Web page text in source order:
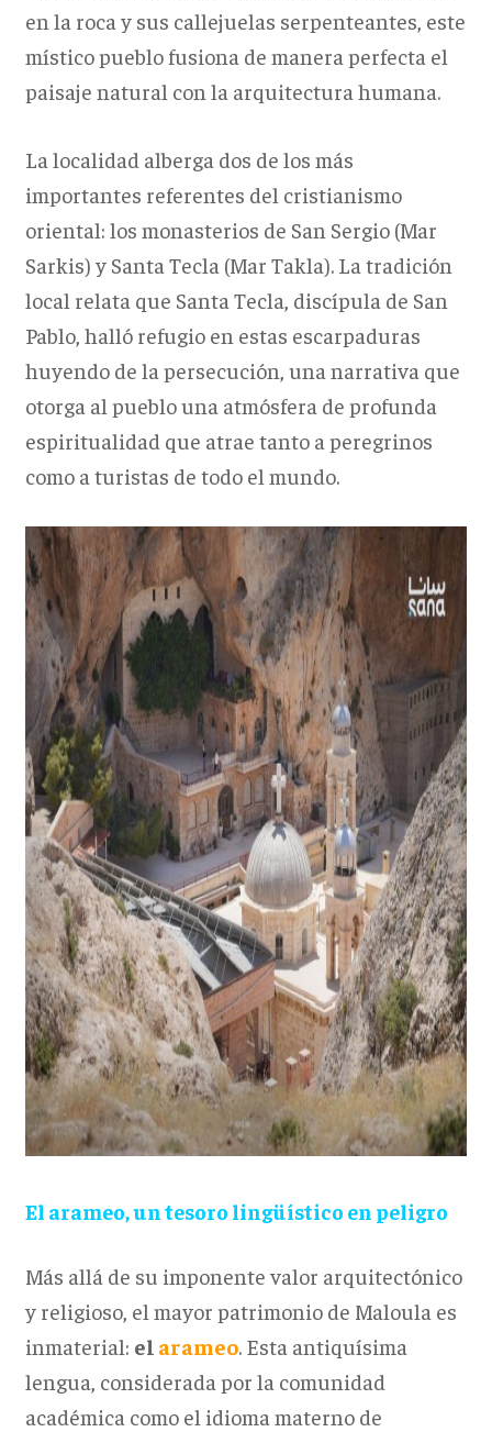
en la roca y sus callejuelas serpenteantes, este
místico pueblo fusiona de manera perfecta el
paisaje natural con la arquitectura humana.
La localidad alberga dos de los más
importantes referentes del cristianismo
oriental: los monasterios de San Sergio (Mar
Sarkis) y Santa Tecla (Mar Takla). La tradición
local relata que Santa Tecla, discípula de San
Pablo, halló refugio en estas escarpaduras
huyendo de la persecución, una narrativa que
otorga al pueblo una atmósfera de profunda
espiritualidad que atrae tanto a peregrinos
como a turistas de todo el mundo.
El arameo, un tesoro lingüístico en peligro
Más allá de su imponente valor arquitectónico
y religioso, el mayor patrimonio de Maloula es
inmaterial: el arameo. Esta antiquísima
lengua, considerada por la comunidad
académica como el idioma materno de